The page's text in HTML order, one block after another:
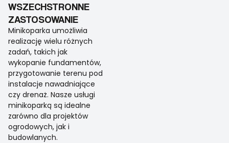
WSZECHSTRONNE
ZASTOSOWANIE
Minikoparka umożliwia
realizację wielu różnych
zadań, takich jak
wykopanie fundamentów,
przygotowanie terenu pod
instalacje nawadniające
czy drenaż. Nasze usługi
minikoparką są idealne
zarówno dla projektów
ogrodowych, jak i
budowlanych.